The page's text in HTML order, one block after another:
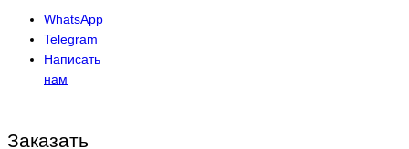
WhatsApp
Telegram
Написать
нам
Заказать